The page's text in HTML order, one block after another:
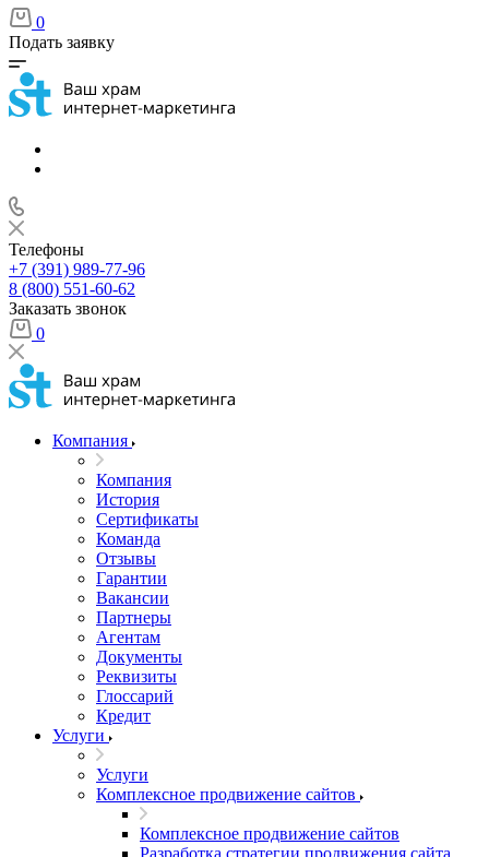
0
Подать заявку
Телефоны
+7 (391) 989-77-96
8 (800) 551-60-62
Заказать звонок
0
Компания
Компания
История
Сертификаты
Команда
Отзывы
Гарантии
Вакансии
Партнеры
Агентам
Документы
Реквизиты
Глоссарий
Кредит
Услуги
Услуги
Комплексное продвижение сайтов
Комплексное продвижение сайтов
Разработка стратегии продвижения сайта